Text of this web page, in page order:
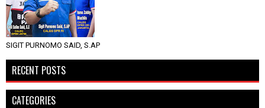
SIGIT PURNOMO SAID, S.AP
RECENT POSTS
CATEGORIES